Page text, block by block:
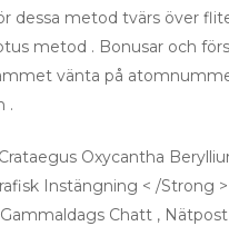
dessa metod tvärs över
metod . Bonusar och
vänta på
.
Oxycantha
Instängning < /Strong
Gammaldags Chatt ,